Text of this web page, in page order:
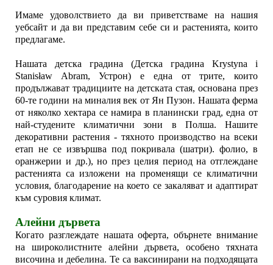
Имаме удоволствието да ви приветстваме на нашия
уебсайт и да ви представим себе си и растенията, които
предлагаме.
Нашата детска градина (Детска градина Krystyna i
Stanisław Abram, Устрон) е една от трите, които
продължават традициите на детската стая, основана през
60-те години на миналия век от Ян Пузон. Нашата ферма
от няколко хектара се намира в планински град, една от
най-студените климатични зони в Полша. Нашите
декоративни растения - тяхното производство на всеки
етап не се извършва под покривала (шатри). фолио, в
оранжерии и др.), но през целия период на отглеждане
растенията са изложени на променящи се климатични
условия, благодарение на което се закаляват и адаптират
към суровия климат.
Алейни дървета
Когато разглеждате нашата оферта, обърнете внимание
на широколистните алейни дървета, особено тяхната
височина и дебелина. Те са ваксинирани на подходящата